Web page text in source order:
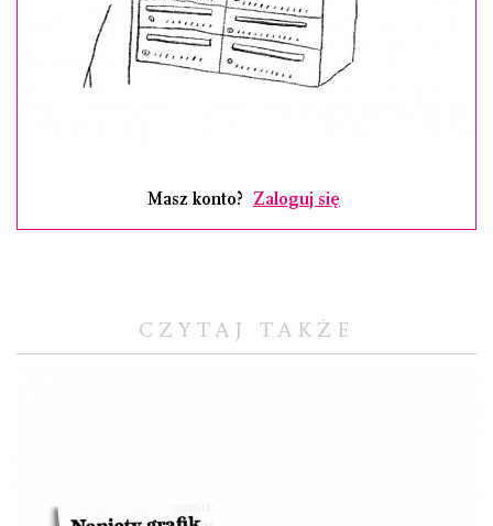
Masz konto? Zaloguj się
CZYTAJ TAKŻE